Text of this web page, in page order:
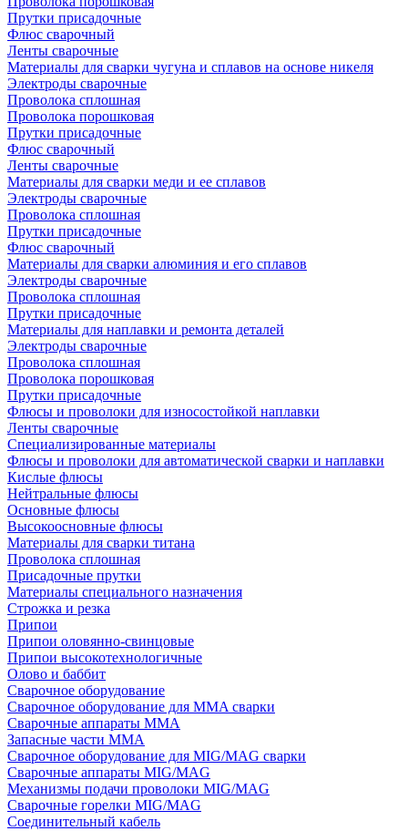
Прутки присадочные
Флюс сварочный
Ленты сварочные
Материалы для сварки чугуна и сплавов на основе никеля
Электроды сварочные
Проволока сплошная
Проволока порошковая
Прутки присадочные
Флюс сварочный
Ленты сварочные
Материалы для сварки меди и ее сплавов
Электроды сварочные
Проволока сплошная
Прутки присадочные
Флюс сварочный
Материалы для сварки алюминия и его сплавов
Электроды сварочные
Проволока сплошная
Прутки присадочные
Материалы для наплавки и ремонта деталей
Электроды сварочные
Проволока сплошная
Проволока порошковая
Прутки присадочные
Флюсы и проволоки для износостойкой наплавки
Ленты сварочные
Специализированные материалы
Флюсы и проволоки для автоматической сварки и наплавки
Кислые флюсы
Нейтральные флюсы
Основные флюсы
Высокоосновные флюсы
Материалы для сварки титана
Проволока сплошная
Присадочные прутки
Материалы специального назначения
Строжка и резка
Припои
Припои оловянно-свинцовые
Припои высокотехнологичные
Олово и баббит
Сварочное оборудование
Сварочное оборудование для MMA сварки
Сварочные аппараты MMA
Запасные части MMA
Сварочное оборудование для MIG/MAG сварки
Сварочные аппараты MIG/MAG
Механизмы подачи проволоки MIG/MAG
Сварочные горелки MIG/MAG
Соединительный кабель